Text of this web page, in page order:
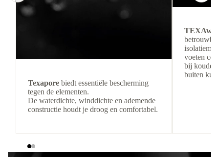
Texapore biedt essentiële bescherming
tegen de elementen.
De waterdichte, winddichte en ademende
constructie houdt je droog en comfortabel.
voeten
bij koude
buiten